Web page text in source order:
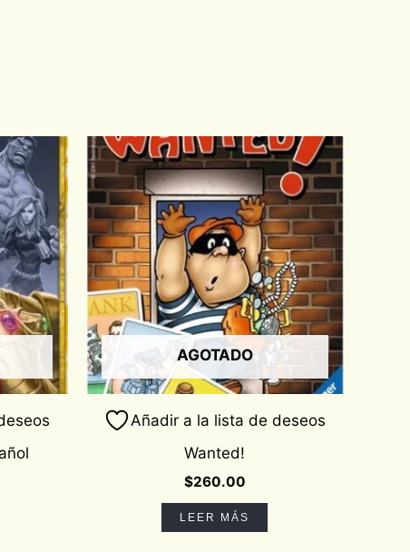
AGOTADO
Añadir a la lista de deseos
Wanted!
$260.00
LEER MÁS